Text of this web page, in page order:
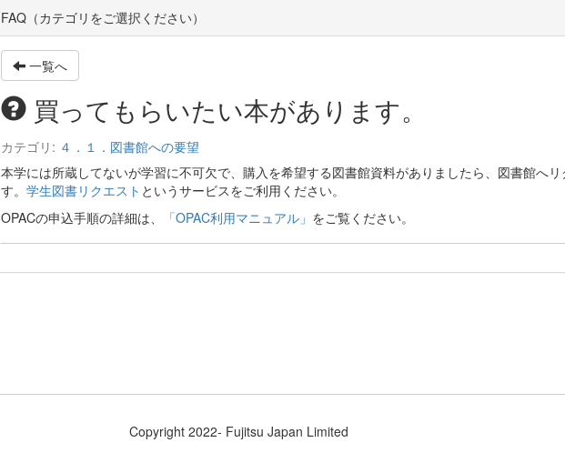
FAQ（カテゴリをご選択ください）
一覧へ
買ってもらいたい本があります。
カテゴリ: ４．１．図書館への要望
本学には所蔵してないが学習に不可欠で、購入を希望する図書館資料がありましたら、図書館へ
す。 学生図書リクエスト というサービスをご利用ください。
OPACの申込手順の詳細は、
「OPAC利用マニュアル」 をご覧ください。
Copyright 2022- Fujitsu Japan Limited